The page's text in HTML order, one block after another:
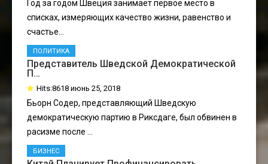
Год за годом Швеция занимает первое место в
списках, измеряющих качество жизни, равенство и
счастье...
Представитель Шведской Демократической
П…
Hits:8618 июнь 25, 2018
ПОЛИТИКА
Бьорн Содер, представляющий Шведскую
демократическую партию в Риксдаге, был обвинен в
расизме после ...
БИЗНЕС